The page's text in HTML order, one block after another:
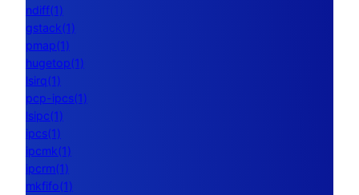
ndiff(1)
gstack(1)
pmap(1)
hugetop(1)
lsirq(1)
pcp-ipcs(1)
lsipc(1)
ipcs(1)
ipcmk(1)
ipcrm(1)
mkfifo(1)